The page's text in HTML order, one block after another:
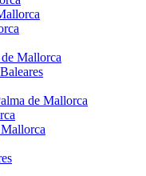
Mallorca
de Mallorca